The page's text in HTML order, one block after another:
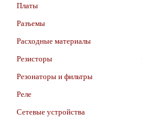
Платы
Разъемы
Расходные материалы
Резисторы
Резонаторы и фильтры
Реле
Сетевые устройства